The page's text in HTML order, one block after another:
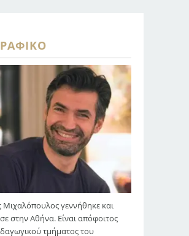
Μιχαλόπουλος γεννήθηκε και
στην Αθήνα. Είναι απόφοιτος
τμήματος του